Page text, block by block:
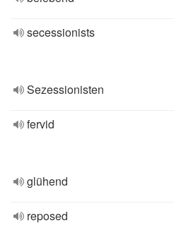
secessionists
Sezessionisten
fervid
glühend
reposed